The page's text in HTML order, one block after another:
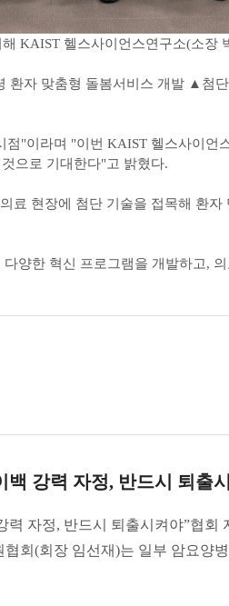
KAIST 헬스사이언스연구소(소장
자 맞춤형 돌봄서비스 개발 ▲첨
"이라며 "이번 KAIST 헬스사이언
으로 기대한다"고 밝혔다.
료 현장에 첨단 기술을 접목해 환
양한 혁신 프로그램을 개발하고,
백 강력 자정, 반드시 퇴출
력 자정, 반드시 퇴출시켜야”협
협회(회장 임선재)는 일부 암요양